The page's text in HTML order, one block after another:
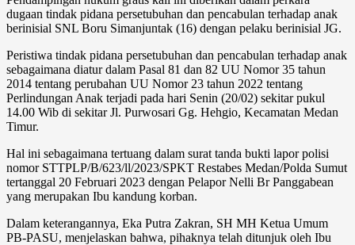
dugaan tindak pidana persetubuhan dan pencabulan terhadap anak
berinisial SNL Boru Simanjuntak (16) dengan pelaku berinisial JG.
Peristiwa tindak pidana persetubuhan dan pencabulan terhadap anak
sebagaimana diatur dalam Pasal 81 dan 82 UU Nomor 35 tahun
2014 tentang perubahan UU Nomor 23 tahun 2022 tentang
Perlindungan Anak terjadi pada hari Senin (20/02) sekitar pukul
14.00 Wib di sekitar Jl. Purwosari Gg. Hehgio, Kecamatan Medan
Timur.
Hal ini sebagaimana tertuang dalam surat tanda bukti lapor polisi
nomor STTPLP/B/623/ll/2023/SPKT Restabes Medan/Polda Sumut
tertanggal 20 Februari 2023 dengan Pelapor Nelli Br Panggabean
yang merupakan Ibu kandung korban.
Dalam keterangannya, Eka Putra Zakran, SH MH Ketua Umum
PB-PASU, menjelaskan bahwa, pihaknya telah ditunjuk oleh Ibu